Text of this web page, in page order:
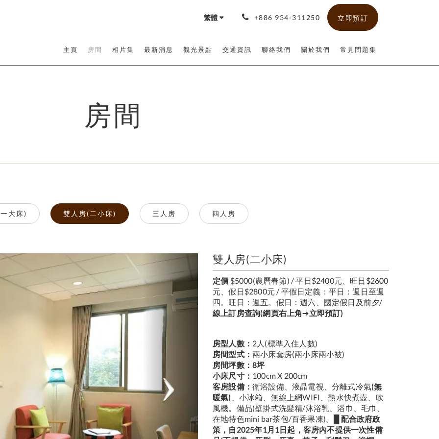
繁體 +886 934-311250 立即預訂
主頁 房間 相片集 最新消息 觀光景點 交通資訊 聯絡我們 關於我們 常見問題集
房間
大床) 雙人房(二小床) 三人房 四人房
雙人房(二小床)
定價 $5000(農曆春節) / 平日$2400元、旺日$2600
元、假日$2800元 / 平假日定義：平日：週日至週
四。旺日：週五。假日：週六、國定假日及前夕/
線上訂房查詢(網頁右上角➔立即預訂)
房型人數： 2人(標準入住人數)
房間型式： 兩小床套房(兩小床兩小被)
房間坪數：8坪
小床尺寸： 100cm X 200cm
客房設備： 衛浴設備、液晶電視、分離式冷氣(無
暖氣) 、小冰箱、無線上網WIFI、熱水快煮壺、吹
風機。備品(壁掛式洗髮精/沐浴乳、浴巾、毛巾、
在地特色mini bar茶包/百香果凍)。█ 配合政府政
策，自2025年1月1日起，客房內不提供一次性備